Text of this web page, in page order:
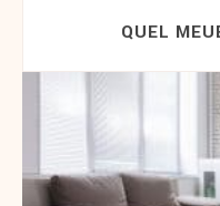
QUEL